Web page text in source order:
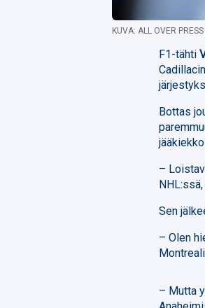
KUVA: ALL OVER PRESS
F1-tähti
Bottas
–
Sen
– Olen
– Mutta